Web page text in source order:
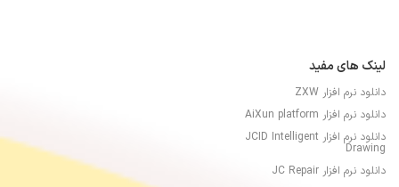
لینک های مفید
دانلود نرم افزار ZXW
دانلود نرم افزار AiXun platform
دانلود نرم افزار JCID Intelligent
Drawing
دانلود نرم افزار JC Repair